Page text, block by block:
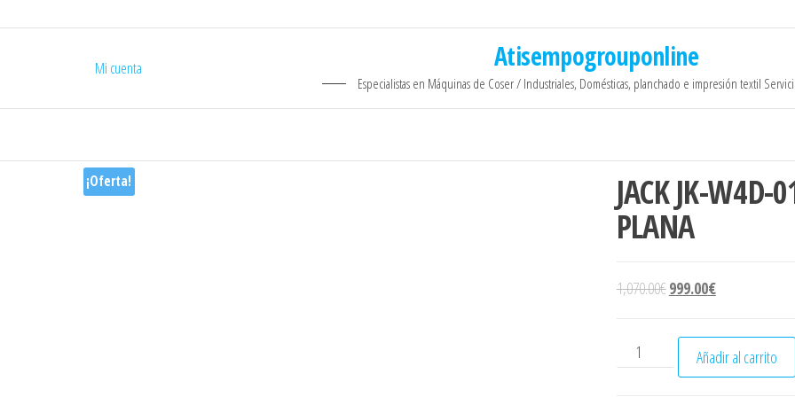
Atisempogrouponline
Especialistas en Máquinas de Coser / Industriales, Domésticas, planchado e impresión textil
Mi cuenta
¡Oferta! JACK JK-W4D-
PLANA
1,070.00€El precio original era:
999.00€El precio actual
JACK JK-W4D-01Añadir al carrito